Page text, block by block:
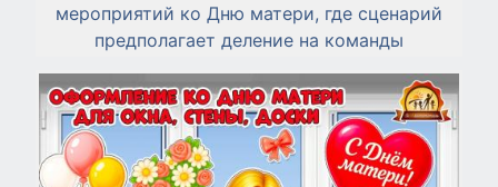
мероприятий ко Дню матери, где сценарий
предполагает деление на команды